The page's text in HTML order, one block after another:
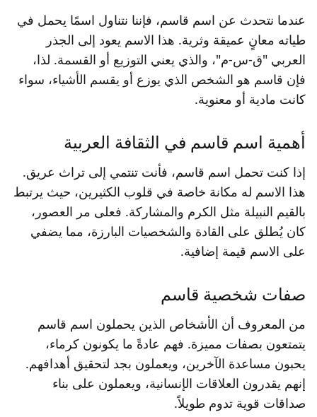
عندما نتحدث عن اسم قاسم، فإننا نتناول اسمًا يحمل في
طياته معانٍ عميقة وثرية. هذا الاسم يعود إلى الجذر
العربي "ق-س-م"، والذي يعني التوزيع أو القسمة. لذا،
فإن قاسم هو الشخص الذي يوزع أو يقسم الأشياء، سواء
كانت مادية أو معنوية.
أهمية اسم قاسم في الثقافة العربية
إذا كنت تحمل اسم قاسم، فأنت تنتمي إلى تراث عريق.
هذا الاسم له مكانة خاصة في قلوب الكثيرين، حيث يرتبط
بالقيم النبيلة مثل الكرم والمشاركة. فعلى مر العصور،
كان يُطلق على القادة والشخصيات البارزة، مما يضفي
على الاسم قيمة إضافية.
صفات شخصية قاسم
من المعروف أن الأشخاص الذين يحملون اسم قاسم
يتمتعون بصفات مميزة. فهم عادةً ما يكونون كرماء،
يحبون مساعدة الآخرين، ويعملون بجد لتحقيق أهدافهم.
إنهم يقدرون العلاقات الإنسانية، ويعملون على بناء
صداقات قوية تدوم طويلاً.